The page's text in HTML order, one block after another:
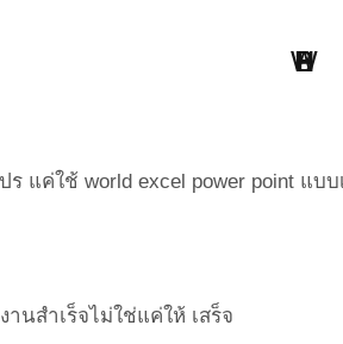
แค่ใช้ world excel power point แบ
นสำเร็จไม่ใช่แค่ให้ เสร็จ
H
B
S
L
P
W